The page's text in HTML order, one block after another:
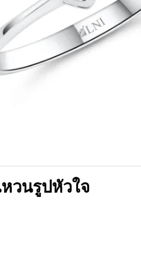
วนรูปหัวใจ